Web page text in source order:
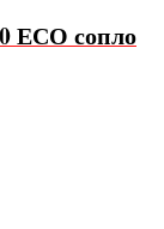
ЕСО сопло